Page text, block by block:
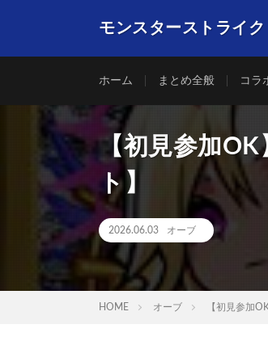
モンスターストライ
ホーム まとめ全般 コラ
【初見参加OK
ト】
2026.06.03 オーブ
HOME オーブ 【初見参加